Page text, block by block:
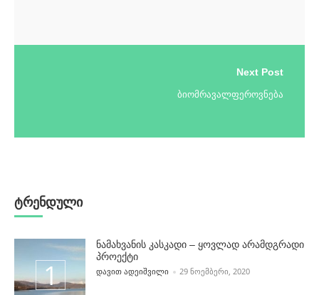
Next Post
ბიომრავალფეროვნება
ტრენდული
ნამახვანის კასკადი – ყოვლად არამდგრადი
პროექტი
POSTED BY
ᲓᲐᲕᲘᲗ ᲐᲓᲔᲘᲨᲕᲘᲚᲘ 29 ᲜᲝᲔᲛᲑᲔᲠᲘ, 2020